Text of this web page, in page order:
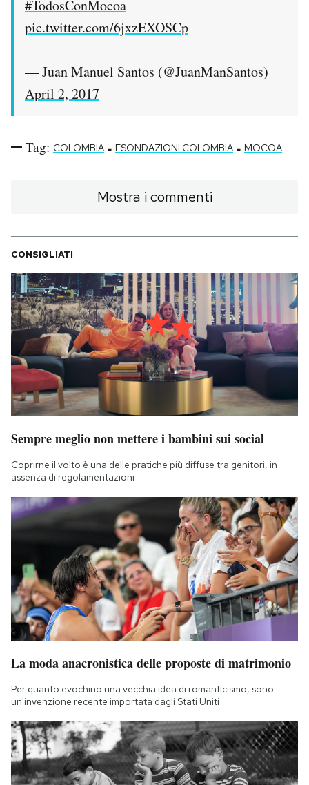
#TodosConMocoa
pic.twitter.com/6jxzEXOSCp
— Juan Manuel Santos (@JuanManSantos)
April 2, 2017
Tag: COLOMBIA - ESONDAZIONI COLOMBIA - MOCOA
Mostra i commenti
CONSIGLIATI
Sempre meglio non mettere i bambini sui social
Coprirne il volto è una delle pratiche più diffuse tra genitori, in
assenza di regolamentazioni
La moda anacronistica delle proposte di matrimonio
Per quanto evochino una vecchia idea di romanticismo, sono
un'invenzione recente importata dagli Stati Uniti